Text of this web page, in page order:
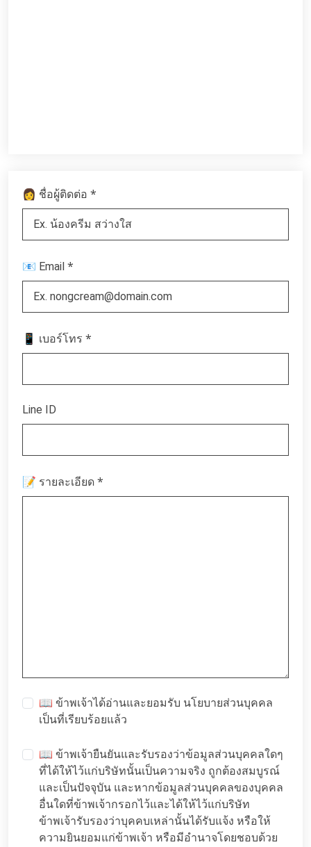
👩 ชื่อผู้ติดต่อ *
📧 Email *
📱 เบอร์โทร *
Line ID
📝 รายละเอียด *
📖 ข้าพเจ้าได้อ่านและยอมรับ นโยบายส่วนบุคคล
เป็นที่เรียบร้อยแล้ว
📖 ข้าพเจ้ายืนยันและรับรองว่าข้อมูลส่วนบุคคลใดๆ
ที่ได้ให้ไว้แก่บริษัทนั้นเป็นความจริง ถูกต้องสมบูรณ์
และเป็นปัจจุบัน และหากข้อมูลส่วนบุคคลของบุคคล
อื่นใดที่ข้าพเจ้ากรอกไว้และได้ให้ไว้แก่บริษัท
ข้าพเจ้ารับรองว่าบุคคบเหล่านั้นได้รับแจ้ง หรือให้
ความยินยอมแก่ข้าพเจ้า หรือมีอำนาจโดยชอบด้วย